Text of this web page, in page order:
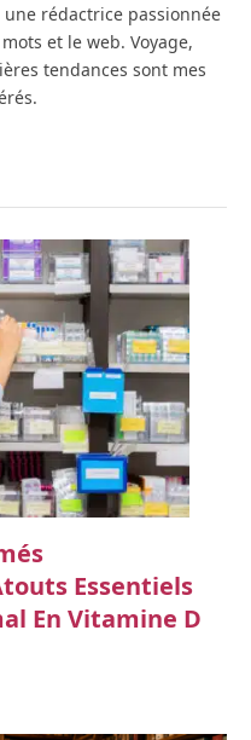
une rédactrice passionnée
et le web. Voyage,
tendances sont mes
Essentiels
En Vitamine D